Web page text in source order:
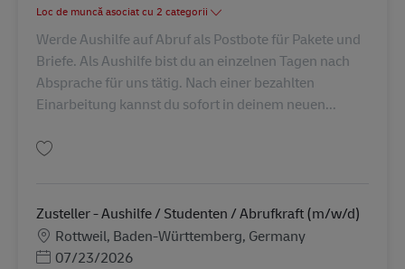
Loc de muncă asociat cu 2 categorii
Werde Aushilfe auf Abruf als Postbote für Pakete und
Briefe. Als Aushilfe bist du an einzelnen Tagen nach
Absprache für uns tätig. Nach einer bezahlten
Einarbeitung kannst du sofort in deinem neuen...
Zusteller - Aushilfe / Studenten / Abrufkraft (m/w/d)
Locație
Rottweil, Baden-Württemberg, Germany
Posted Date
07/23/2026